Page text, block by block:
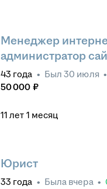
Менеджер
администратор
43 года • Был 30 июля •
50 000 ₽
11 лет 1 месяц
Юрист
33 года • Была вчера •